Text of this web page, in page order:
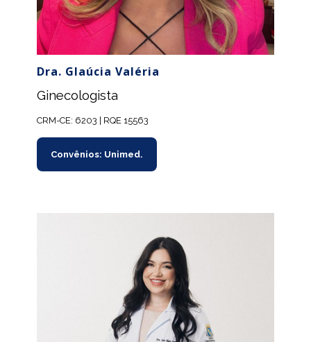
Dra. Glaúcia Valéria
Ginecologista
CRM-CE: 6203 | RQE 15563
Convênios: Unimed.